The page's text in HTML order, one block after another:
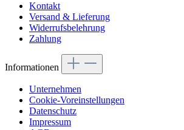
Kontakt
Versand & Lieferung
Widerrufsbelehrung
Zahlung
Informationen
Unternehmen
Cookie-Voreinstellungen
Datenschutz
Impressum